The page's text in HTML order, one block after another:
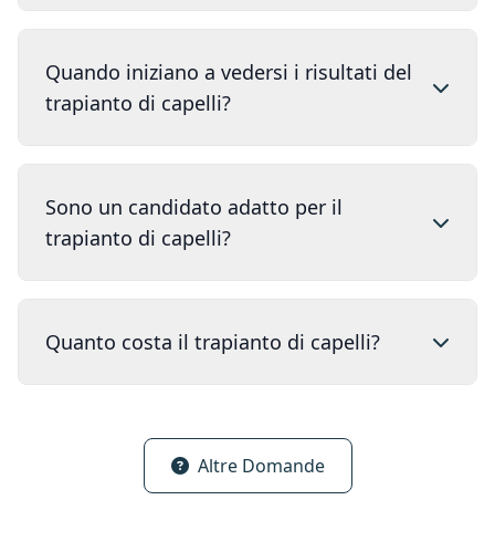
Quando iniziano a vedersi i risultati del
trapianto di capelli?
Sono un candidato adatto per il
trapianto di capelli?
Quanto costa il trapianto di capelli?
Altre Domande